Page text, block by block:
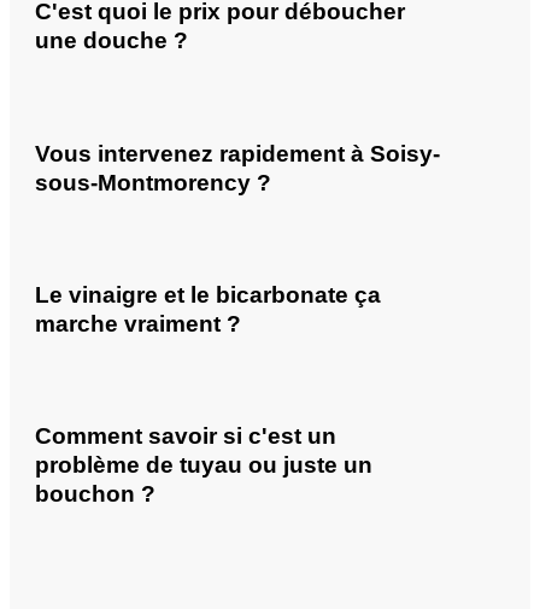
C'est quoi le prix pour déboucher
une douche ?
Vous intervenez rapidement à Soisy-
sous-Montmorency ?
Le vinaigre et le bicarbonate ça
marche vraiment ?
Comment savoir si c'est un
problème de tuyau ou juste un
bouchon ?